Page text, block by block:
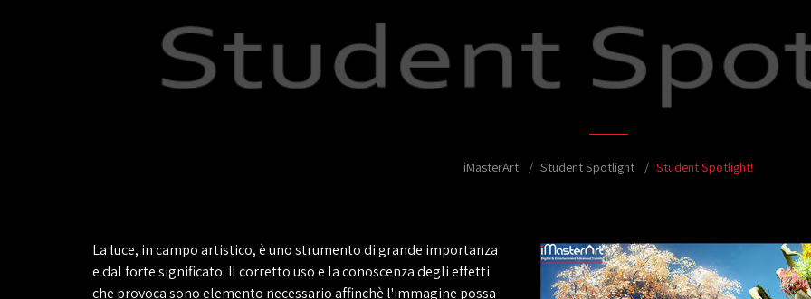
iMasterArt Student Spotlight Student Spotlight!
La luce, in campo artistico, è uno strumento di grande importanza
e dal forte significato. Il corretto uso e la conoscenza degli effetti
che provoca sono elemento necessario affinchè l'immagine possa